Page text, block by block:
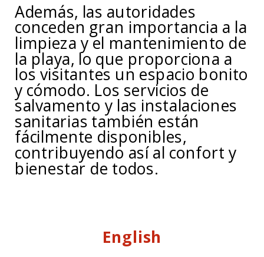
Además, las autoridades
conceden gran importancia a la
limpieza y el mantenimiento de
la playa, lo que proporciona a
los visitantes un espacio bonito
y cómodo. Los servicios de
salvamento y las instalaciones
sanitarias también están
fácilmente disponibles,
contribuyendo así al confort y
bienestar de todos.
English